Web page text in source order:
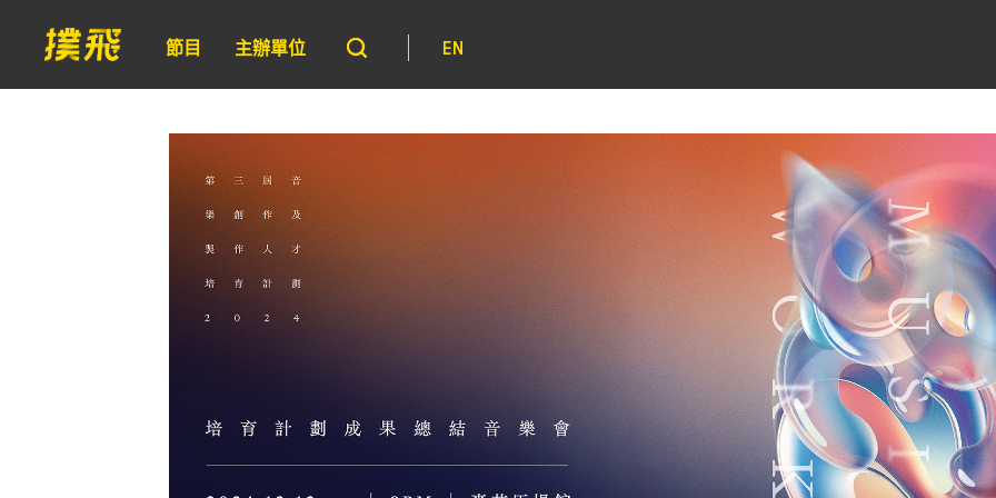
節目 主辦單位 EN